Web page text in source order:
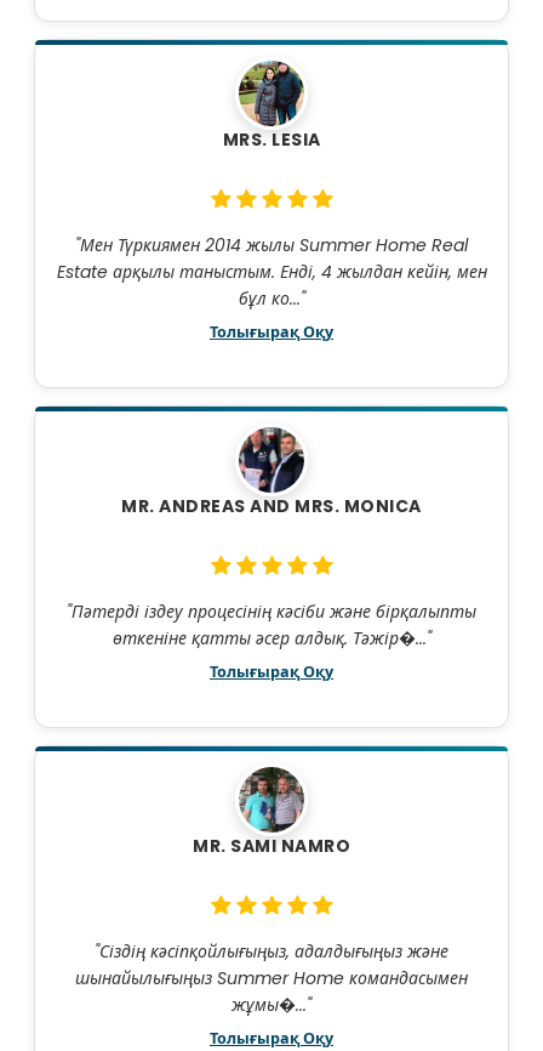
MRS. LESIA
"Мен Түркиямен 2014 жылы Summer Home Real
Estate арқылы таныстым. Енді, 4 жылдан кейін, мен
бұл ко..."
Толығырақ Оқу
MR. ANDREAS AND MRS. MONICA
"Пәтерді іздеу процесінің кәсіби және бірқалыпты
өткеніне қатты әсер алдық. Тәжір�..."
Толығырақ Оқу
MR. SAMI NAMRO
"Сіздің кәсіпқойлығыңыз, адалдығыңыз және
шынайылығыңыз Summer Home командасымен
жұмы�..."
Толығырақ Оқу